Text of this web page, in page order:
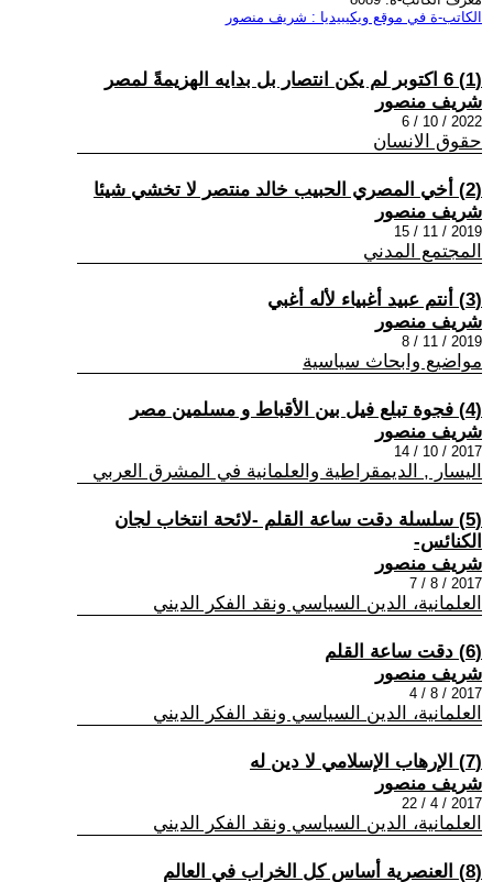
الكاتب-ة في موقع ويكيبيديا : شريف منصور
(1) 6 اكتوبر لم يكن انتصار بل بدايه الهزيمةً لمصر
شريف منصور
2022 / 10 / 6
حقوق الانسان
(2) أخي المصري الحبيب خالد منتصر لا تخشي شيئا
شريف منصور
2019 / 11 / 15
المجتمع المدني
(3) أنتم عبيد أغبياء لأله أغبي
شريف منصور
2019 / 11 / 8
مواضيع وابحاث سياسية
(4) فجوة تبلع فيل بين الأقباط و مسلمين مصر
شريف منصور
2017 / 10 / 14
اليسار , الديمقراطية والعلمانية في المشرق العربي
(5) سلسلة دقت ساعة القلم -لائحة انتخاب لجان
الكنائس-
شريف منصور
2017 / 8 / 7
العلمانية، الدين السياسي ونقد الفكر الديني
(6) دقت ساعة القلم
شريف منصور
2017 / 8 / 4
العلمانية، الدين السياسي ونقد الفكر الديني
(7) الإرهاب الإسلامي لا دين له
شريف منصور
2017 / 4 / 22
العلمانية، الدين السياسي ونقد الفكر الديني
(8) العنصرية أساس كل الخراب في العالم